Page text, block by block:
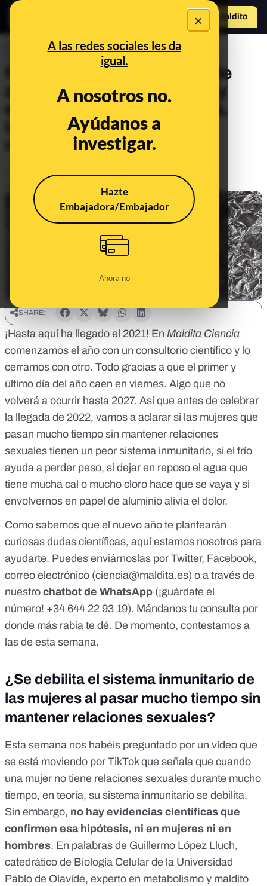
×
A las redes sociales les da
igual.
A nosotros no.
Ayúdanos a
investigar.
Hazte
Embajadora/Embajador
Ahora no
Hazte Maldito
PREBUNKING
Frío para adelgazar, papel de
aluminio como analgésico y
eliminar cal y cloro del agua.
Llega a Maldita Ciencia el
consultorio 170º
Publicado el
SHARE:
¡Hasta aquí ha llegado el 2021! En Maldita Ciencia
comenzamos el año con un consultorio científico y lo
cerramos con otro. Todo gracias a que el primer y
último día del año caen en viernes. Algo que no
volverá a ocurrir hasta 2027. Así que antes de celebrar
la llegada de 2022, vamos a aclarar si las mujeres que
pasan mucho tiempo sin mantener relaciones
sexuales tienen un peor sistema inmunitario, si el frío
ayuda a perder peso, si dejar en reposo el agua que
tiene mucha cal o mucho cloro hace que se vaya y si
envolvernos en papel de aluminio alivia el dolor.
Como sabemos que el nuevo año te plantearán
curiosas dudas científicas, aquí estamos nosotros para
ayudarte. Puedes enviárnoslas por Twitter, Facebook,
correo electrónico (ciencia@maldita.es) o a través de
nuestro chatbot de WhatsApp (¡guárdate el
número! +34 644 22 93 19). Mándanos tu consulta por
donde más rabia te dé. De momento, contestamos a
las de esta semana.
¿Se debilita el sistema inmunitario de
las mujeres al pasar mucho tiempo sin
mantener relaciones sexuales?
Esta semana nos habéis preguntado por un vídeo que
se está moviendo por TikTokque señala que cuando
una mujer no tiene relaciones sexuales durante mucho
tiempo, en teoría, su sistema inmunitario se debilita.
Sin embargo, no hay evidencias científicas que
confirmen esa hipótesis, ni en mujeres ni en
hombres. En palabras de Guillermo López Lluch,
catedrático de Biología Celular de la Universidad
Pablo de Olavide, experto en metabolismo y maldito